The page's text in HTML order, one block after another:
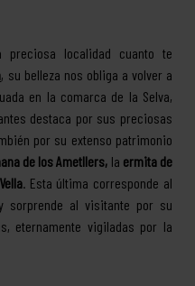
localidad cuanto te
, su belleza nos obliga a volver a
en la comarca de la Selva,
destaca por sus preciosas
por su extenso patrimonio
de los Ametllers, la ermita de
. Esta última corresponde al
sorprende al visitante por su
eternamente vigiladas por la